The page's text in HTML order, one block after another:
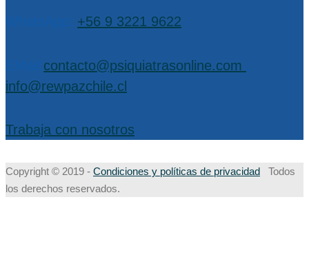
+56 9 3221 9622
contacto@psiquiatrasonline.com
info@rewpazchile.cl
Trabaja con nosotros
Copyright © 2019 - Condiciones y políticas de privacidad
Todos
los derechos reservados.